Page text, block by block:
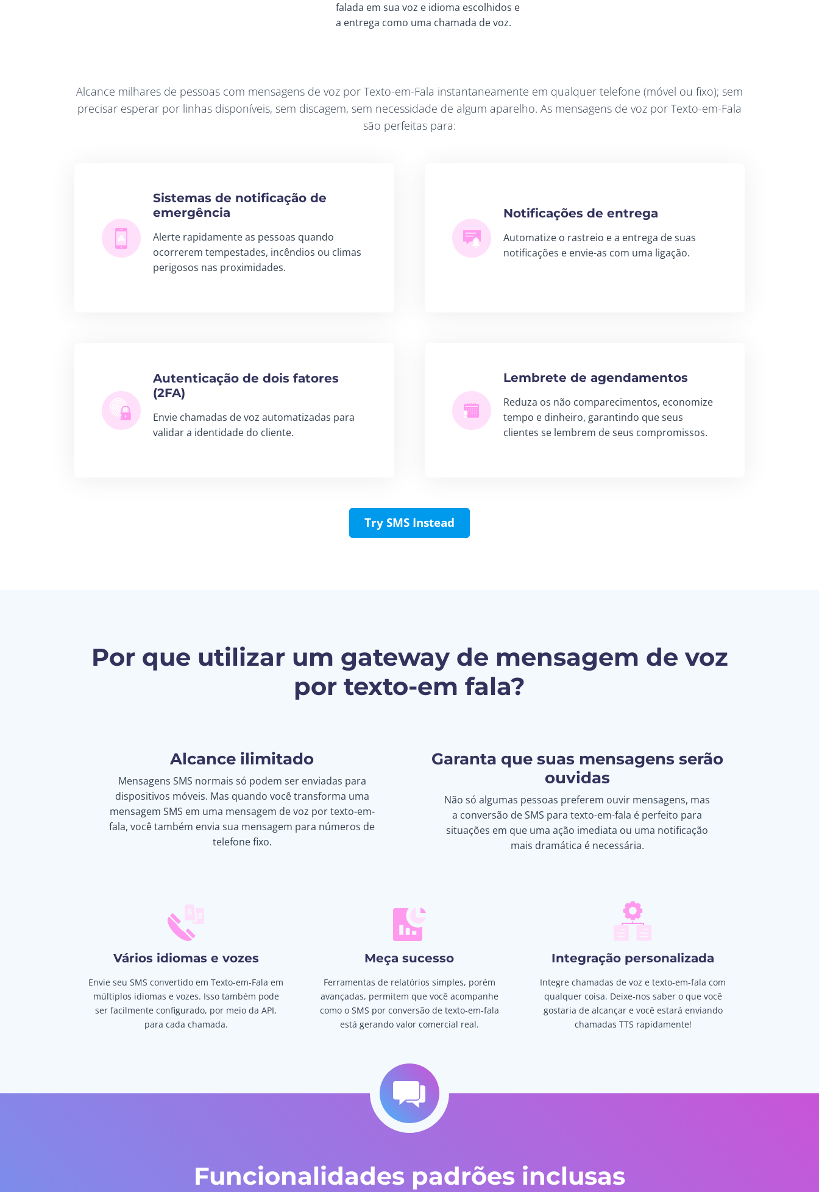
falada em sua voz e idioma escolhidos e
a entrega como uma chamada de voz.
Alcance milhares de pessoas com mensagens de voz por Texto-em-Fala instantaneamente em qualquer telefone (móvel ou fixo); sem
precisar esperar por linhas disponíveis, sem discagem, sem necessidade de algum aparelho. As mensagens de voz por Texto-em-Fala
são perfeitas para:
Sistemas de notificação de
emergência
Alerte rapidamente as pessoas quando
ocorrerem tempestades, incêndios ou climas
perigosos nas proximidades.
Notificações de entrega
Automatize o rastreio e a entrega de suas
notificações e envie-as com uma ligação.
Autenticação de dois fatores
(2FA)
Envie chamadas de voz automatizadas para
validar a identidade do cliente.
Lembrete de agendamentos
Reduza os não comparecimentos, economize
tempo e dinheiro, garantindo que seus
clientes se lembrem de seus compromissos.
Try SMS Instead
Por que utilizar um gateway de mensagem de voz
por texto-em fala?
Alcance ilimitado
Mensagens SMS normais só podem ser enviadas para
dispositivos móveis. Mas quando você transforma uma
mensagem SMS em uma mensagem de voz por texto-em-
fala, você também envia sua mensagem para números de
telefone fixo.
Garanta que suas mensagens serão
ouvidas
Não só algumas pessoas preferem ouvir mensagens, mas
a conversão de SMS para texto-em-fala é perfeito para
situações em que uma ação imediata ou uma notificação
mais dramática é necessária.
Vários idiomas e vozes
Envie seu SMS convertido em Texto-em-Fala em
múltiplos idiomas e vozes. Isso também pode
ser facilmente configurado, por meio da API,
para cada chamada.
Meça sucesso
Ferramentas de relatórios simples, porém
avançadas, permitem que você acompanhe
como o SMS por conversão de texto-em-fala
está gerando valor comercial real.
Integração personalizada
Integre chamadas de voz e texto-em-fala com
qualquer coisa. Deixe-nos saber o que você
gostaria de alcançar e você estará enviando
chamadas TTS rapidamente!
Funcionalidades padrões inclusas